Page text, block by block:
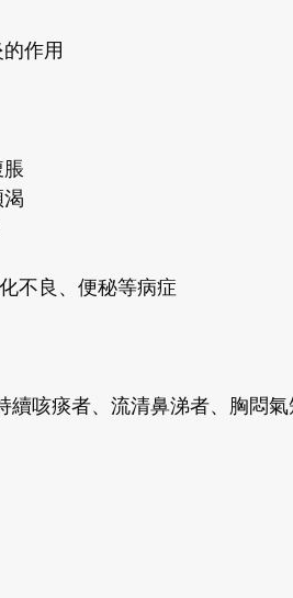
作用
不良、便秘等病症
咳痰者、流清鼻涕者、胸悶